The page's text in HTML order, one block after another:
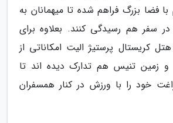
فضا بزرگ فراهم شده تا میهمانان به
سفر هم رسیدگی کنند. بعلاوه برای
کریستال پرستیژ الیت امکاناتی از
و زمین تنیس هم تدارک دیده اند تا
خود را با ورزش در کنار همسفران